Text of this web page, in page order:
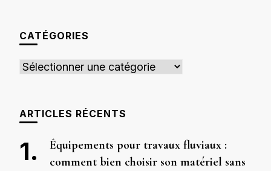
CATÉGORIES
Catégories
ARTICLES RÉCENTS
Équipements pour travaux fluviaux :
comment bien choisir son matériel sans